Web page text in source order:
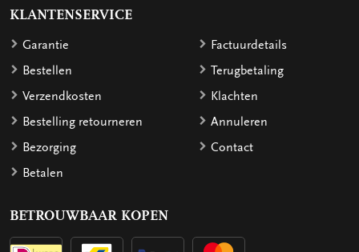
KLANTENSERVICE
Garantie
Bestellen
Verzendkosten
Bestelling retourneren
Bezorging
Betalen
Factuurdetails
Terugbetaling
Klachten
Annuleren
Contact
BETROUWBAAR KOPEN